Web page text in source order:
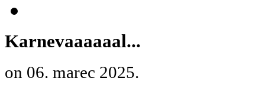
Karnevaaaaaal...
on 06. marec 2025.